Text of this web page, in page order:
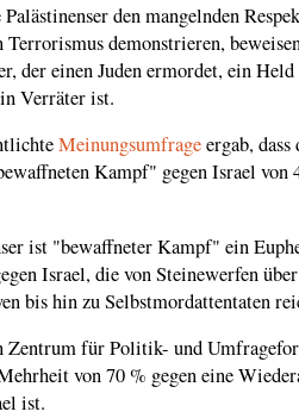
Palästinenser den mangelnden
demonstrieren,
der einen Juden ermordet, ein
Verräter ist.
Meinungsumfrageergab,
Kampf" gegen Israel von
ist "bewaffneter Kampf" ein
Israel, die von Steinewerfen
bis hin zu Selbstmordattentaten
Zentrum für Politik- und
von 70 % gegen eine
ist.